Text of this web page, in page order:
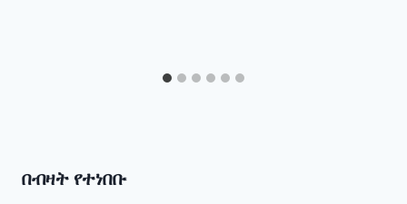
በብዛት የተነበቡ